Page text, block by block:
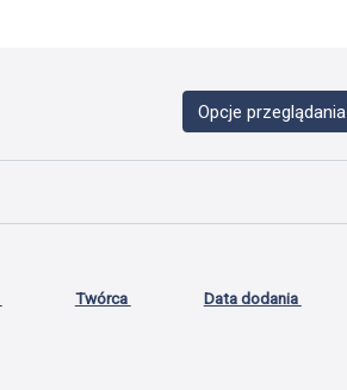
Opcje przeglądania
Twórca Data dodania